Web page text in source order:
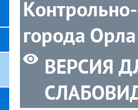
города
ВЕРСИЯ